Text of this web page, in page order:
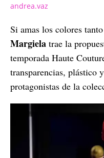
andrea.vaz
Si amas los colores
Margiela trae la
temporada Haute
transparencias, plástico y
protagonistas de la